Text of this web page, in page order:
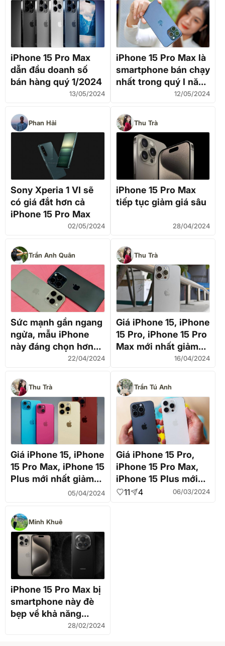
iPhone 15 Pro Max
dẫn đầu doanh số
bán hàng quý 1/2024
13/05/2024
iPhone 15 Pro Max là
smartphone bán chạy
nhất trong quý I năm
12/05/2024
Phan Hải
Sony Xperia 1 VI sẽ
có giá đắt hơn cả
iPhone 15 Pro Max
02/05/2024
Thu Trà
iPhone 15 Pro Max
tiếp tục giảm giá sâu
28/04/2024
Trần Anh Quân
Sức mạnh gần ngang
ngửa, mẫu iPhone
này đáng chọn hơn
iPhone 15 Pro Max
22/04/2024
Thu Trà
Giá iPhone 15, iPhone
15 Pro, iPhone 15 Pro
Max mới nhất giảm
cực mạnh, cùng hiệu
16/04/2024
Thu Trà
Giá iPhone 15, iPhone
15 Pro Max, iPhone 15
Plus mới nhất giảm
chưa từng có, loại
long lanh
05/04/2024
Trần Tú Anh
Giá iPhone 15 Pro,
iPhone 15 Pro Max,
iPhone 15 Plus mới
nhất: Giảm mạnh, có
11 4 06/03/2024
Minh Khuê
iPhone 15 Pro Max bị
smartphone này đè
bẹp về khả năng
chụp ảnh selfie28/02/2024